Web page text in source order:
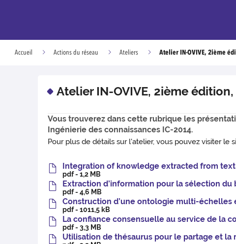
Accueil Actions du réseau Ateliers Atelier IN-OVIVE, 2ième
Atelier IN-OVIVE, 2ième édition,
Vous trouverez dans cette rubrique les
Ingénierie des connaissances IC-2014.
Pour plus de détails sur l'atelier, vous pouvez visiter le
Integration of knowledge extracted from
pdf - 1,2 MB
Extraction d’information pour la sélection
pdf - 4,6 MB
Construction d’une ontologie multi-
pdf - 1011,5 kB
La confiance consensuelle au service de la
pdf - 3,3 MB
Utilisation de thésaurus pour le partage et